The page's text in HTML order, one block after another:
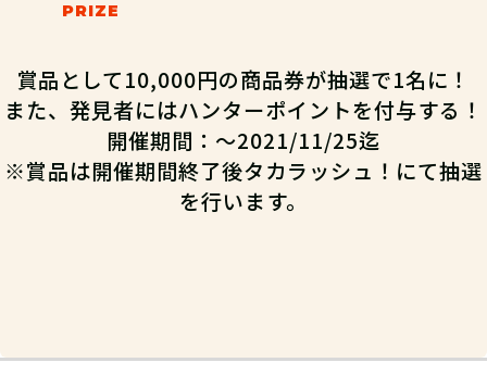
賞品として10,000円の商品券が抽選で1名に！
また、発見者にはハンターポイントを付与する！
開催期間：～2021/11/25迄
※賞品は開催期間終了後タカラッシュ！にて抽選
を行います。